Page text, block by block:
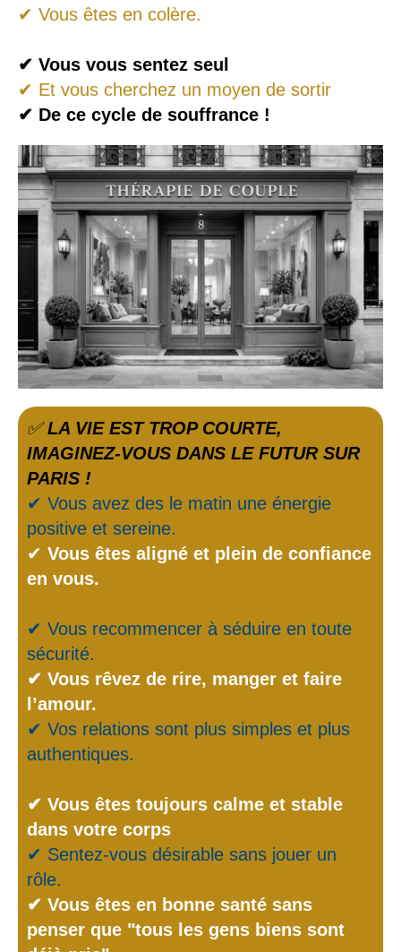
✔ Vous êtes en colère.
✔ Vous vous sentez seul
✔ Et vous cherchez un moyen de sortir
✔ De ce cycle de souffrance !
✅LA VIE EST TROP COURTE,
IMAGINEZ-VOUS DANS LE FUTUR SUR
PARIS !
✔ Vous avez des le matin une énergie
positive et sereine.
✔ Vous êtes aligné et plein de confiance
en vous.
✔ Vous recommencer à séduire en toute
sécurité.
✔ Vous rêvez de rire, manger et faire
l’amour.
✔ Vos relations sont plus simples et plus
authentiques.
✔ Vous êtes toujours calme et stable
dans votre corps
✔ Sentez-vous désirable sans jouer un
rôle.
✔ Vous êtes en bonne santé sans
penser que "tous les gens biens sont